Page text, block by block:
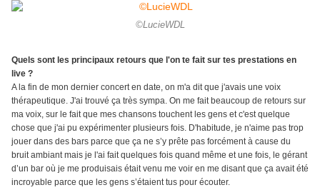
©LucieWDL
Quels sont les principaux retours que l'on te fait sur tes prestations en
live ?
A la fin de mon dernier concert en date, on m'a dit que j'avais une voix
thérapeutique. J'ai trouvé ça très sympa. On me fait beaucoup de retours sur
ma voix, sur le fait que mes chansons touchent les gens et c'est quelque
chose que j'ai pu expérimenter plusieurs fois. D'habitude, je n'aime pas trop
jouer dans des bars parce que ça ne s’y prête pas forcément à cause du
bruit ambiant mais je l'ai fait quelques fois quand même et une fois, le gérant
d’un bar où je me produisais était venu me voir en me disant que ça avait été
incroyable parce que les gens s’étaient tus pour écouter.